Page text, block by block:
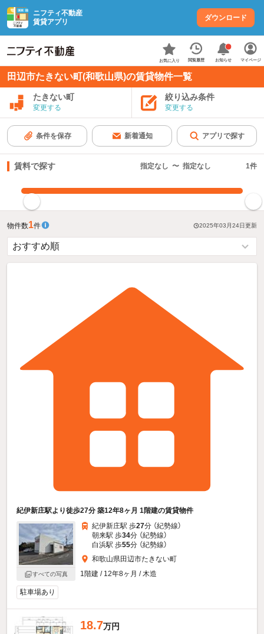
ニフティ不動産
賃貸アプリ
ダウンロード
お気に入り 閲覧履歴 お知らせ マイページ
田辺市たきない町(和歌山県)の賃貸物件一覧
たきない町
変更する
絞り込み条件
変更する
条件を保存 新着通知 アプリで探す
賃料で探す 指定なし 〜 指定なし 1件
物件数1件 2025年03月24日更新
紀伊新庄駅より徒歩27分 築12年8ヶ月 1階建の賃貸物件
すべての写真
紀伊新庄駅 歩27分 （紀勢線）
朝来駅 歩34分 （紀勢線）
白浜駅 歩55分 （紀勢線）
和歌山県田辺市たきない町
1階建 / 12年8ヶ月 / 木造
駐車場あり
18.7万円